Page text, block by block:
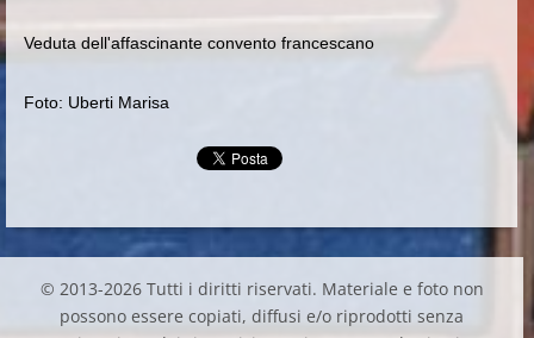
Veduta dell'affascinante convento francescano
Foto: Uberti Marisa
© 2013-2026 Tutti i diritti riservati. Materiale e foto non
possono essere copiati, diffusi e/o riprodotti senza